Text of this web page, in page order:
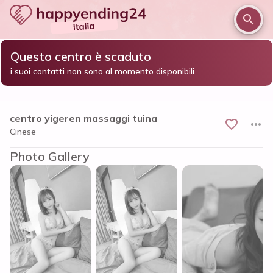
Home / Cremona e provincia / Cremona
centro yigeren massaggi tuina
Questo centro è scaduto
i suoi contatti non sono al momento disponibili.
centro yigeren massaggi tuina
Cinese
Photo Gallery